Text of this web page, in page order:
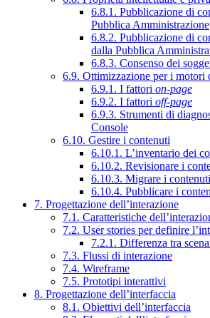
6.8.1. Pubblicazione di
Pubblica Amministrazione
6.8.2. Pubblicazione di
dalla Pubblica
6.8.3. Consenso dei
6.9. Ottimizzazione per i motori
6.9.1. I fattori on-page
6.9.2. I fattori off-page
6.9.3. Strumenti di
Console
6.10. Gestire i contenuti
6.10.1. L’inventario dei
6.10.2. Revisionare i
6.10.3. Migrare i contenuti
6.10.4. Pubblicare i
7. Progettazione dell’interazione
7.1. Caratteristiche
7.2. User stories per definire
7.2.1. Differenza tra
7.3. Flussi di interazione
7.4. Wireframe
7.5. Prototipi interattivi
8. Progettazione dell’interfaccia
8.1. Obiettivi dell’interfaccia